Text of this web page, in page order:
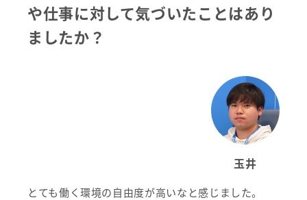
や仕事に対して気づいたことはあり
ましたか？
玉井
とても働く環境の自由度が高いなと感じました。